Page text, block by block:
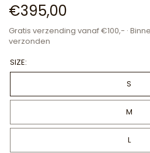
€395,00
Gratis verzending vanaf €100,- ·
verzonden
SIZE:
S
M
L